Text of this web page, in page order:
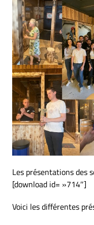
Les présentations des
[download id= »714″]
Voici les différentes